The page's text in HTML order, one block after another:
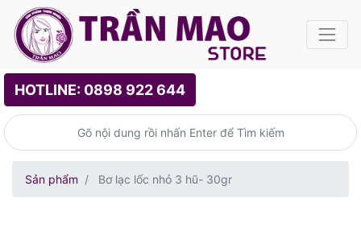
HOTLINE: 0898 922 644
Sản phẩm Bơ lạc lốc nhỏ 3 hũ- 30gr